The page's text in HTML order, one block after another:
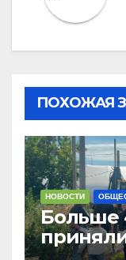
ПОХОЖАЯ
НОВОСТИ
Больше